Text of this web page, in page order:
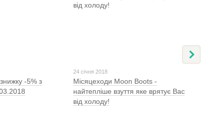
-5% з
24 січня 2018
Місяцеходи Moon Boots -
найтепліше взуття яке врятує Вас
від холоду!